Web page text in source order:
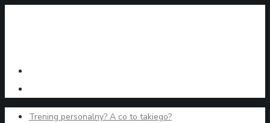
Trening personalny? A co to takiego?